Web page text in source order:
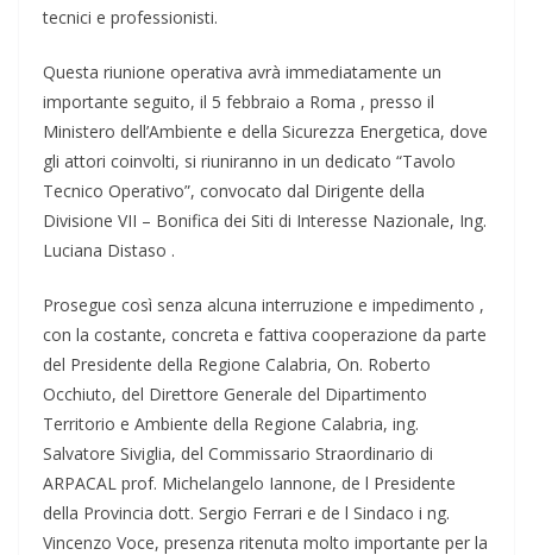
tecnici e professionisti.
Questa riunione operativa avrà immediatamente un
importante seguito, il 5 febbraio a Roma , presso il
Ministero dell’Ambiente e della Sicurezza Energetica, dove
gli attori coinvolti, si riuniranno in un dedicato “Tavolo
Tecnico Operativo”, convocato dal Dirigente della
Divisione VII – Bonifica dei Siti di Interesse Nazionale, Ing.
Luciana Distaso .
Prosegue così senza alcuna interruzione e impedimento ,
con la costante, concreta e fattiva cooperazione da parte
del Presidente della Regione Calabria, On. Roberto
Occhiuto, del Direttore Generale del Dipartimento
Territorio e Ambiente della Regione Calabria, ing.
Salvatore Siviglia, del Commissario Straordinario di
ARPACAL prof. Michelangelo Iannone, de l Presidente
della Provincia dott. Sergio Ferrari e de l Sindaco i ng.
Vincenzo Voce, presenza ritenuta molto importante per la